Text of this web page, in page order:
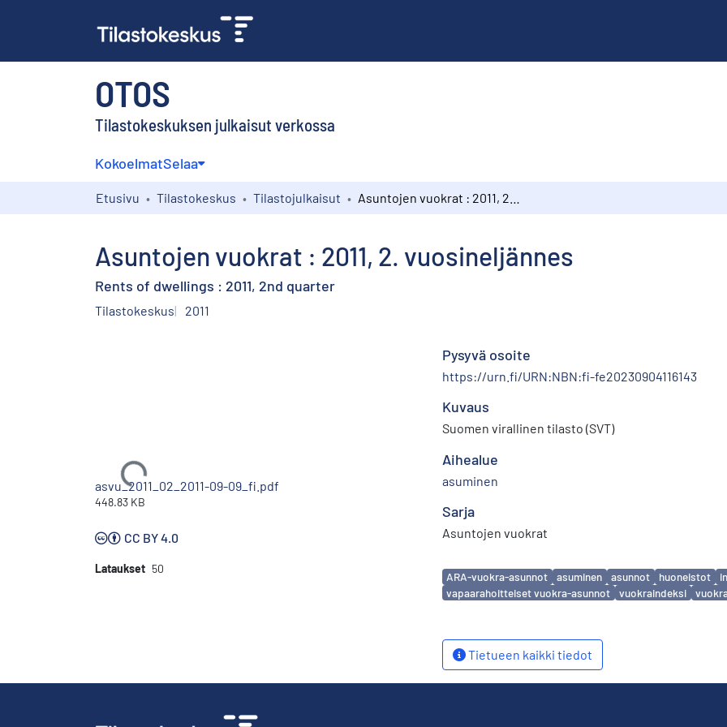
OTOS
Tilastokeskuksen julkaisut verkossa
KokoelmatSelaa
Etusivu Tilastokeskus Tilastojulkaisut
Asuntojen vuokrat : 2011, 2. vuosineljännes
Rents of dwellings : 2011, 2nd quarter
Tilastokeskus 2011
Ladataan...
asvu_2011_02_2011-09-09_fi.pdf
448.83 KB
CC BY 4.0
Lataukset 50
Pysyvä osoite
https://urn.fi/URN:NBN:fi-fe20230904116143
Kuvaus
Suomen virallinen tilasto (SVT)
Aihealue
asuminen
Sarja
Asuntojen vuokrat
Avainsanat
ARA-vuokra-asunnot asuminen asunnot huoneistot
vapaarahoitteiset vuokra-asunnot
vuokraindeksi
Tietueen kaikki tiedot